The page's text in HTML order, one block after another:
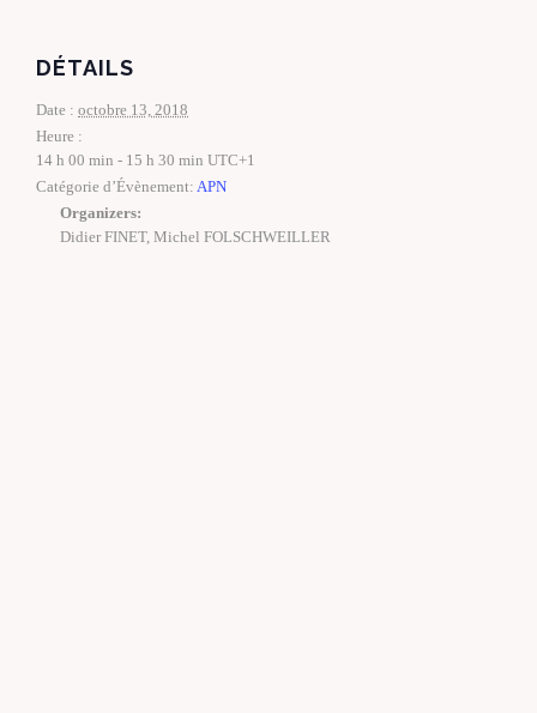
DÉTAILS
Date : octobre 13, 2018
Heure :
14 h 00 min - 15 h 30 min UTC+1
Catégorie d’Évènement: APN
Organizers:
Didier FINET, Michel FOLSCHWEILLER